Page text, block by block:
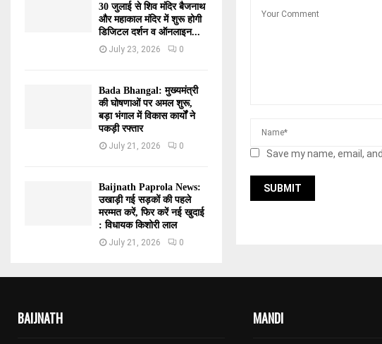
Save my name, email,
30 जुलाई से शिव मंदिर बैजनाथ
और महाकाल मंदिर में शुरू होगी
डिजिटल दर्शन व ऑनलाइन...
July 23, 2026 0
Bada Bhangal: मुख्यमंत्री
की घोषणाओं पर अमल शुरू,
बड़ा भंगाल में विकास कार्यों ने
पकड़ी रफ्तार
July 21, 2026 0
Baijnath Paprola News:
उखाड़ी गई सड़कों की पहले
मरम्मत करें, फिर करें नई खुदाई
: विधायक किशोरी लाल
July 21, 2026 0
BAIJNATH MANDI